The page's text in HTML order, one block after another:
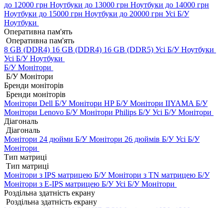
до 12000 грн Ноутбуки до 13000 грн Ноутбуки до 14000 грн
Ноутбуки до 15000 грн Ноутбуки до 20000 грн Усі Б/У
Ноутбуки
Оперативна пам'ять
Оперативна пам'ять
8 GB (DDR4) 16 GB (DDR4) 16 GB (DDR5) Усі Б/У Ноутбуки
Усі Б/У Ноутбуки
Б/У Монітори
Б/У Монітори
Бренди моніторів
Бренди моніторів
Монітори Dell Б/УМонітори HP Б/УМонітори IIYAMA Б/У
Монітори Lenovo Б/УМонітори Philips Б/УУсі Б/У Монітори
Діагональ
Діагональ
Монітори 24 дюйми Б/УМонітори 26 дюймів Б/УУсі Б/У
Монітори
Тип матриці
Тип матриці
Монітори з IPS матрицею Б/УМонітори з TN матрицею Б/У
Монітори з E-IPS матрицею Б/УУсі Б/У Монітори
Роздільна здатність екрану
Роздільна здатність екрану